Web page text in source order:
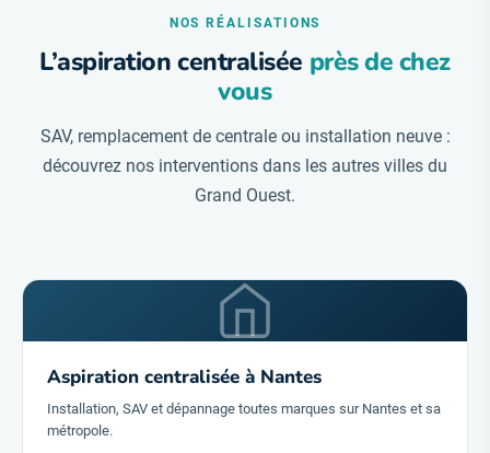
NOS RÉALISATIONS
L’aspiration centralisée près de chez
vous
SAV, remplacement de centrale ou installation neuve :
découvrez nos interventions dans les autres villes du
Grand Ouest.
Aspiration centralisée à Nantes
Installation, SAV et dépannage toutes marques sur Nantes et sa
métropole.